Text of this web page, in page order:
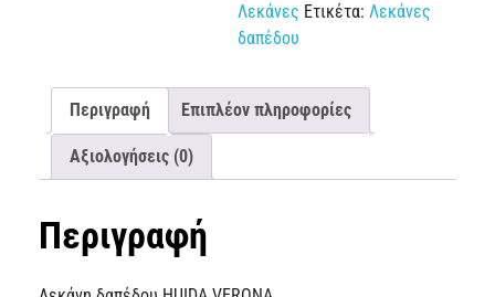
Λεκάνες Ετικέτα: Λεκάνες
δαπέδου
Περιγραφή Επιπλέον πληροφορίες
Αξιολογήσεις (0)
Περιγραφή